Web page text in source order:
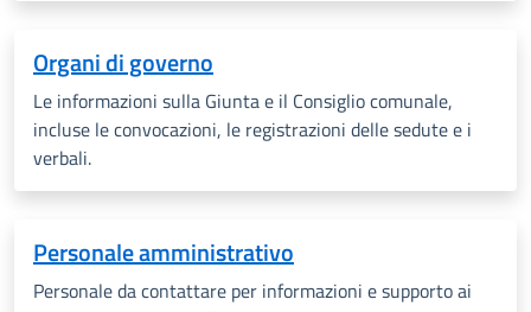
Organi di governo
Le informazioni sulla Giunta e il Consiglio comunale,
incluse le convocazioni, le registrazioni delle sedute e i
verbali.
Personale amministrativo
Personale da contattare per informazioni e supporto ai